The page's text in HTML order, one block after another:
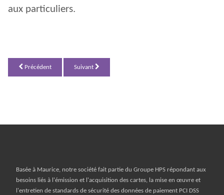
aux particuliers.
Précédent Suivant
Basée à Maurice, notre société fait partie du Groupe HPS répondant aux
besoins liés à l'émission et l'acquisition des cartes, la mise en œuvre et
l'entretien de standards de sécurité des données de paiement PCI DSS